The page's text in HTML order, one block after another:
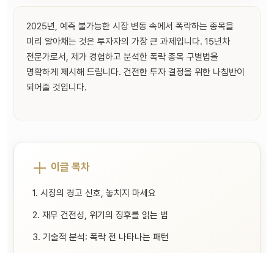
2025년, 예측 불가능한 시장 변동 속에서 폭락하는 종목을
미리 알아채는 것은 투자자의 가장 큰 과제입니다. 15년차
전문가로서, 제가 경험하고 분석한 폭락 종목 구별법을
명확하게 제시해 드립니다. 건전한 투자 결정을 위한 나침반이
되어줄 것입니다.
이글 목차
1. 시장의 경고 신호, 놓치지 마세요
2. 재무 건전성, 위기의 징후를 읽는 법
3. 기술적 분석: 폭락 전 나타나는 패턴